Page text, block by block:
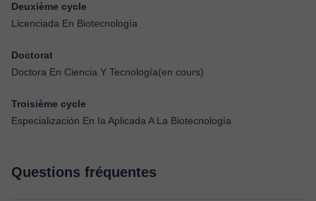
Deuxième cycle
Licenciada En Biotecnología
Doctorat
Doctora En Ciencia Y Tecnología(en cours)
Troisième cycle
Especialización En Ia Aplicada A La Biotecnología
Questions fréquentes